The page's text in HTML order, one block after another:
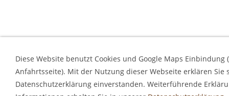
Diese Website benutzt Cookies und Google Maps Einbindung
Anfahrtsseite). Mit der Nutzung dieser Webseite erklären Sie
Datenschutzerklärung einverstanden. Weiterführende